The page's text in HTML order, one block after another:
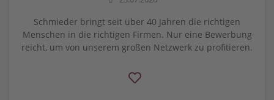
Schmieder bringt seit über 40 Jahren die richtigen
Menschen in die richtigen Firmen. Nur eine Bewerbung
reicht, um von unserem großen Netzwerk zu profitieren.